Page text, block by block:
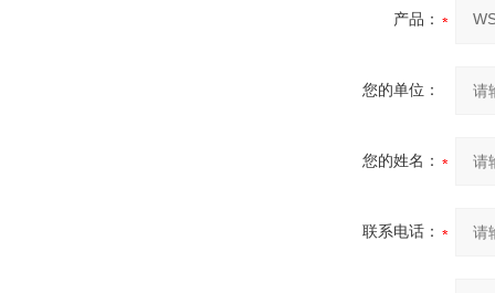
产品：
您的单位：
您的姓名：
联系电话：